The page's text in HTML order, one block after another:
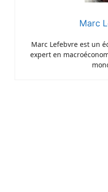
Marc
Marc Lefebvre est un
expert en